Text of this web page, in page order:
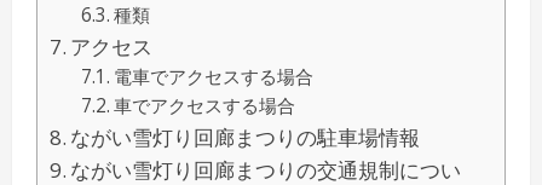
種類
アクセス
電車でアクセスする場合
車でアクセスする場合
ながい雪灯り回廊まつりの駐車場情報
ながい雪灯り回廊まつりの交通規制につい